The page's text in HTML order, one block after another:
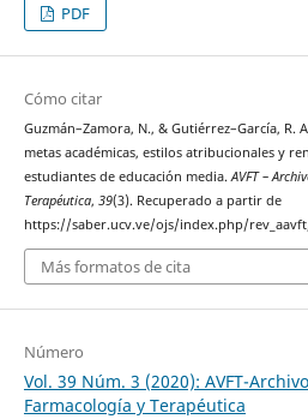
PDF
Cómo citar
Guzmán–Zamora, N., & Gutiérrez–García, R.
metas académicas, estilos atribucionales y
estudiantes de educación media. AVFT –
Terapéutica, 39(3). Recuperado a partir de
https://saber.ucv.ve/ojs/index.php/
Más formatos de cita
Número
Vol. 39 Núm. 3 (2020): AVFT-
Farmacología y Terapéutica